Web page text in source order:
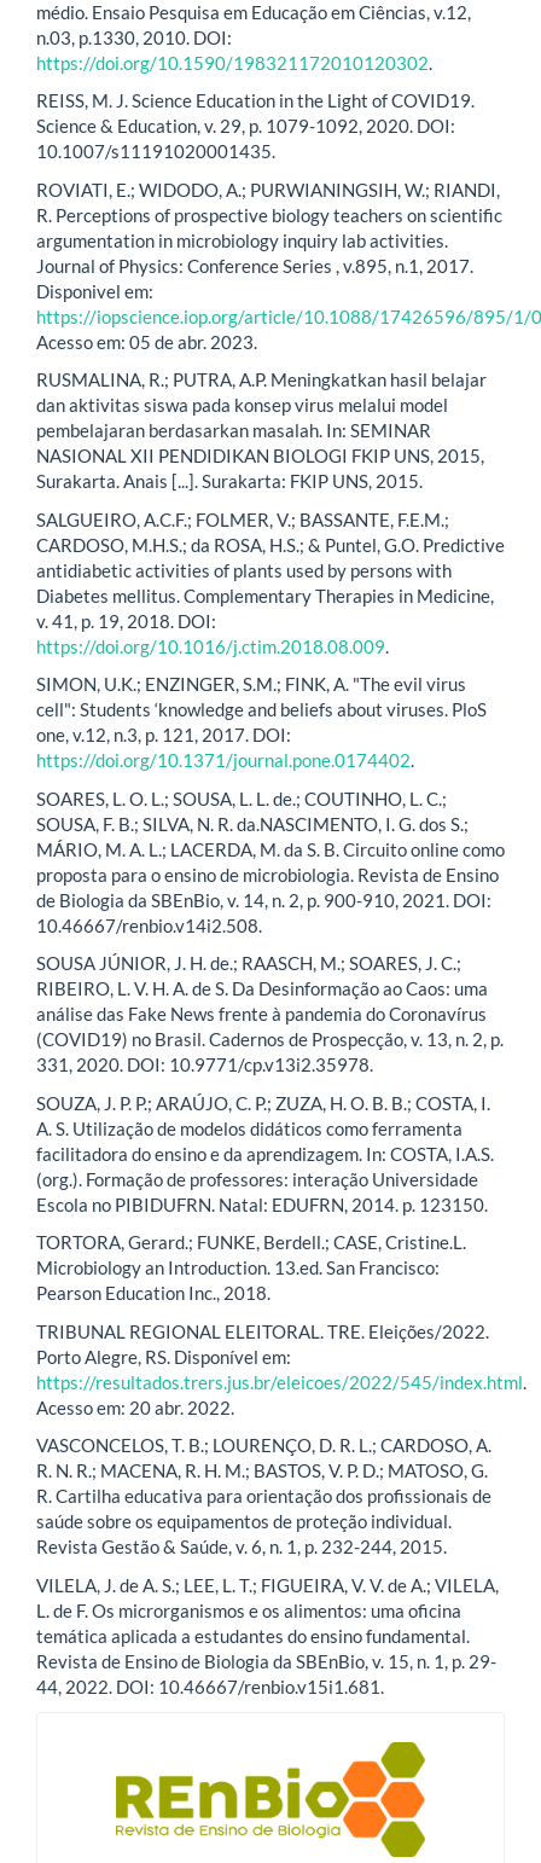
médio. Ensaio Pesquisa em Educação em Ciências, v.12,
n.03, p.1330, 2010. DOI:
https://doi.org/10.1590/198321172010120302.
REISS, M. J. Science Education in the Light of COVID19.
Science & Education, v. 29, p. 1079-1092, 2020. DOI:
10.1007/s11191020001435.
ROVIATI, E.; WIDODO, A.; PURWIANINGSIH, W.; RIANDI,
R. Perceptions of prospective biology teachers on scientific
argumentation in microbiology inquiry lab activities.
Journal of Physics: Conference Series , v.895, n.1, 2017.
Disponivel em:
https://iopscience.iop.org/article/10.1088/17426596/895/1/
Acesso em: 05 de abr. 2023.
RUSMALINA, R.; PUTRA, A.P. Meningkatkan hasil belajar
dan aktivitas siswa pada konsep virus melalui model
pembelajaran berdasarkan masalah. In: SEMINAR
NASIONAL XII PENDIDIKAN BIOLOGI FKIP UNS, 2015,
Surakarta. Anais [...]. Surakarta: FKIP UNS, 2015.
SALGUEIRO, A.C.F.; FOLMER, V.; BASSANTE, F.E.M.;
CARDOSO, M.H.S.; da ROSA, H.S.; & Puntel, G.O. Predictive
antidiabetic activities of plants used by persons with
Diabetes mellitus. Complementary Therapies in Medicine,
v. 41, p. 19, 2018. DOI:
https://doi.org/10.1016/j.ctim.2018.08.009.
SIMON, U.K.; ENZINGER, S.M.; FINK, A. "The evil virus
cell": Students ‘knowledge and beliefs about viruses. PloS
one, v.12, n.3, p. 121, 2017. DOI:
https://doi.org/10.1371/journal.pone.0174402.
SOARES, L. O. L.; SOUSA, L. L. de.; COUTINHO, L. C.;
SOUSA, F. B.; SILVA, N. R. da.NASCIMENTO, I. G. dos S.;
MÁRIO, M. A. L.; LACERDA, M. da S. B. Circuito online como
proposta para o ensino de microbiologia. Revista de Ensino
de Biologia da SBEnBio, v. 14, n. 2, p. 900-910, 2021. DOI:
10.46667/renbio.v14i2.508.
SOUSA JÚNIOR, J. H. de.; RAASCH, M.; SOARES, J. C.;
RIBEIRO, L. V. H. A. de S. Da Desinformação ao Caos: uma
análise das Fake News frente à pandemia do Coronavírus
(COVID19) no Brasil. Cadernos de Prospecção, v. 13, n. 2, p.
331, 2020. DOI: 10.9771/cp.v13i2.35978.
SOUZA, J. P. P.; ARAÚJO, C. P.; ZUZA, H. O. B. B.; COSTA, I.
A. S. Utilização de modelos didáticos como ferramenta
facilitadora do ensino e da aprendizagem. In: COSTA, I.A.S.
(org.). Formação de professores: interação Universidade
Escola no PIBIDUFRN. Natal: EDUFRN, 2014. p. 123150.
TORTORA, Gerard.; FUNKE, Berdell.; CASE, Cristine.L.
Microbiology an Introduction. 13.ed. San Francisco:
Pearson Education Inc., 2018.
TRIBUNAL REGIONAL ELEITORAL. TRE. Eleições/2022.
Porto Alegre, RS. Disponível em:
https://resultados.trers.jus.br/eleicoes/2022/545/index.html.
Acesso em: 20 abr. 2022.
VASCONCELOS, T. B.; LOURENÇO, D. R. L.; CARDOSO, A.
R. N. R.; MACENA, R. H. M.; BASTOS, V. P. D.; MATOSO, G.
R. Cartilha educativa para orientação dos profissionais de
saúde sobre os equipamentos de proteção individual.
Revista Gestão & Saúde, v. 6, n. 1, p. 232-244, 2015.
VILELA, J. de A. S.; LEE, L. T.; FIGUEIRA, V. V. de A.; VILELA,
L. de F. Os microrganismos e os alimentos: uma oficina
temática aplicada a estudantes do ensino fundamental.
Revista de Ensino de Biologia da SBEnBio, v. 15, n. 1, p. 29-
44, 2022. DOI: 10.46667/renbio.v15i1.681.